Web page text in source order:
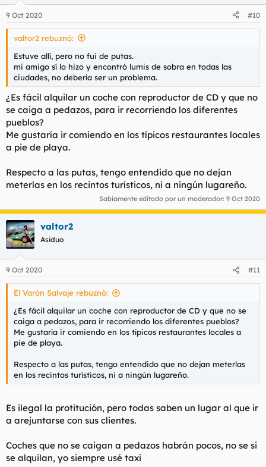
9 Oct 2020 #10
valtor2 rebuznó:
Estuve allí, pero no fui de putas.
mi amigo sí lo hizo y encontró lumis de sobra en todas las
ciudades, no debería ser un problema.
¿Es fácil alquilar un coche con reproductor de CD y que no
se caiga a pedazos, para ir recorriendo los diferentes
pueblos?
Me gustaría ir comiendo en los típicos restaurantes locales
a pie de playa.
Respecto a las putas, tengo entendido que no dejan
meterlas en los recintos turísticos, ni a ningún lugareño.
Sabiamente editado por un moderador: 9 Oct 2020
valtor2
Asiduo
9 Oct 2020 #11
El Varón Salvaje rebuznó:
¿Es fácil alquilar un coche con reproductor de CD y que no se
caiga a pedazos, para ir recorriendo los diferentes pueblos?
Me gustaría ir comiendo en los típicos restaurantes locales a
pie de playa.
Respecto a las putas, tengo entendido que no dejan meterlas
en los recintos turísticos, ni a ningún lugareño.
Es ilegal la protitución, pero todas saben un lugar al que ir
a arejuntarse con sus clientes.
Coches que no se caigan a pedazos habrán pocos, no se si
se alquilan, yo siempre usé taxi